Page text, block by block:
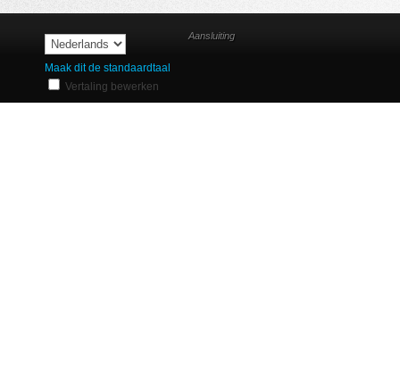
Maak dit de standaardtaal
Vertaling bewerken
Aansluiting